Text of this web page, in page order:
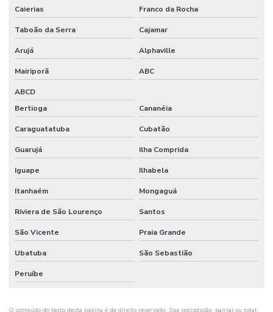
AUTOMAÇÃO
RESIDENCIAL
PALMAS
AUTOMAÇÃO
RESIDENCIAL
DE PERSIANAS
AUTOMAÇÃO
RESIDENCIAL
PORTO
ALEGRE
RESIDENCIAL
PREÇO
RESIDENCIAL
REMOTA
RESIDENCIAL
PRETO
AUTOMAÇÃO
DO SUL
Caierias Franco da Rocha
Taboão da Serra Cajamar
Arujá Alphaville
Mairiporã ABC
ABCD
Bertioga
Cananéia
Caraguatatuba Cubatão
Guarujá Ilha Comprida
Iguape Ilhabela
Itanhaém Mongaguá
Riviera de São Lourenço Santos
São Vicente Praia Grande
Ubatuba São Sebastião
Peruíbe
O conteúdo do texto desta página é de direito reservado. Sua reprodução, parcial ou total,